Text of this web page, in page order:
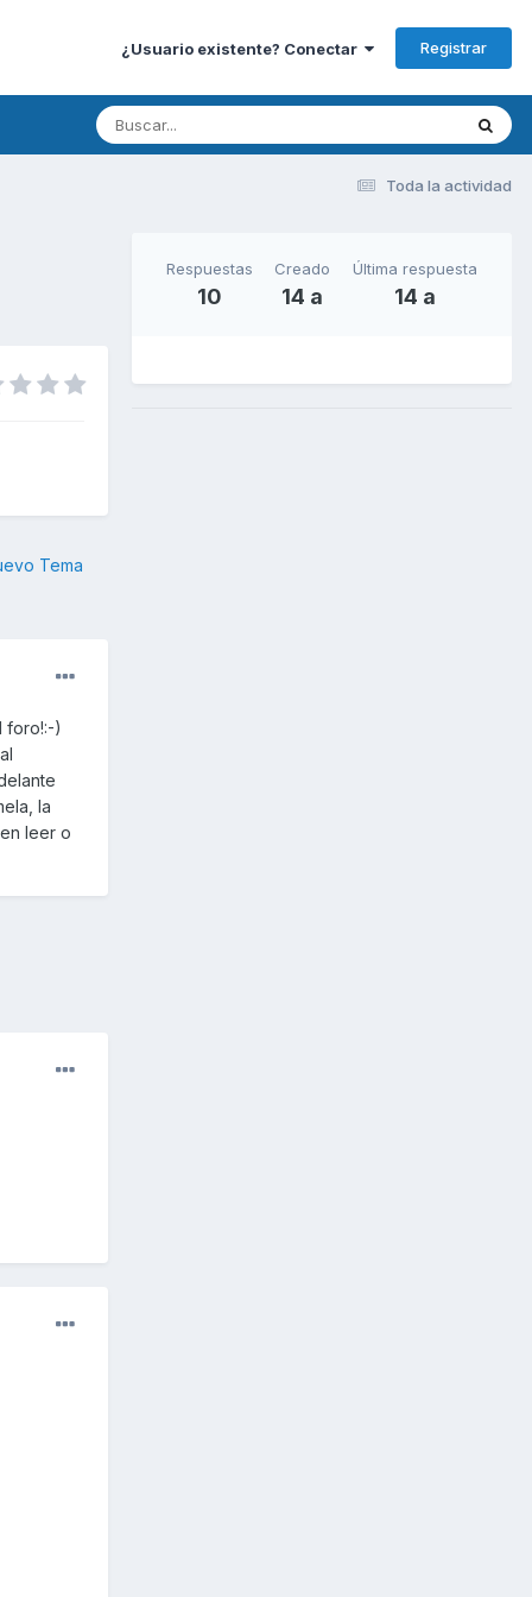
¿Usuario existente? Conectar Registrar
Toda la actividad
Tema
foro!:-)
la
leer o
Respuestas
10
Creado
14 a
Última respuesta
14 a